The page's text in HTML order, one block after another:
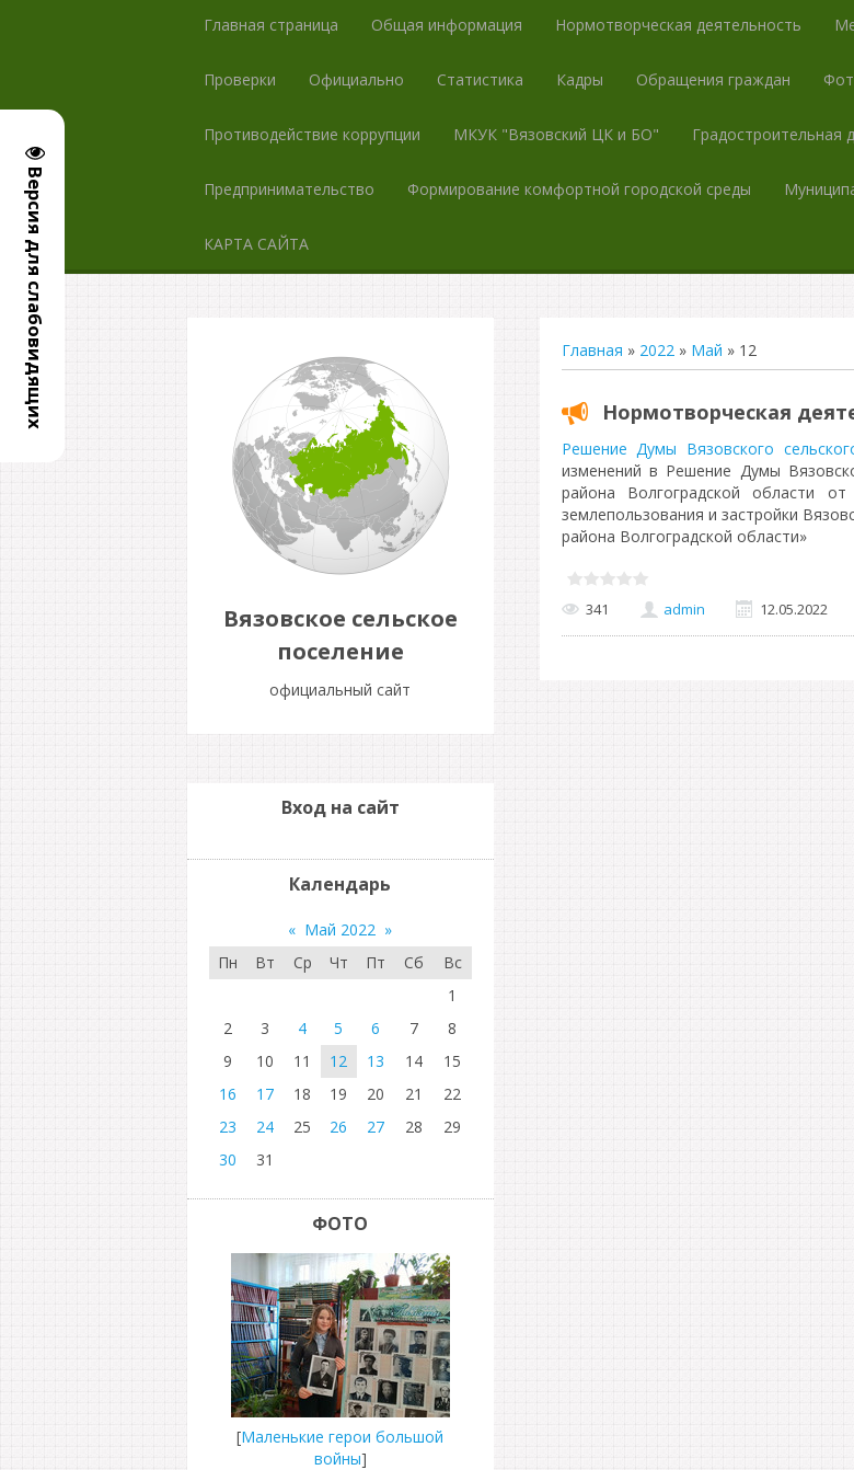
Версия для слабовидящих
Главная страница Общая информация Нормотворческая деятельность
Проверки Официально Статистика Кадры Обращения граждан
Противодействие коррупции МКУК "Вязовский ЦК и БО" Градостроительная
Предпринимательство Формирование комфортной городской среды
КАРТА САЙТА
Вязовское сельское
поселение
официальный сайт
Главная » 2022 » Май » 12
Нормотворческая
Решение Думы Вязовского
изменений в Решение Думы
района Волгоградской области
землепользования и застройки
района Волгоградской области»
341 admin 12.05.2022
Вход на сайт
Календарь
« Май 2022 »
Пн
Вт Ср Чт Пт Сб
Вс
1
2
3 4 5 6 7
8
9
10 11 12 13 14
15
16
17 18 19 20 21
22
23
24 25 26 27 28
29
30
31
ФОТО
[Маленькие герои большой
войны]